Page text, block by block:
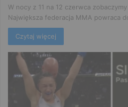
W nocy z 11 na 12 czerwca
Największa federacja MMA powraca
Czytaj więcej